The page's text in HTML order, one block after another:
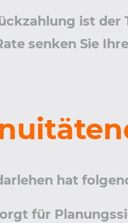
ist der
senken Sie
hat
für